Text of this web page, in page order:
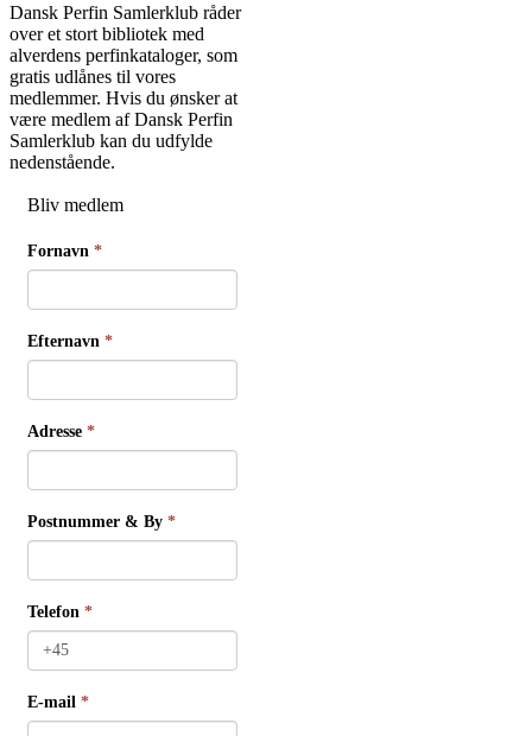
Dansk Perfin Samlerklub råder
over et stort bibliotek med
alverdens perfinkataloger, som
gratis udlånes til vores
medlemmer. Hvis du ønsker at
være medlem af Dansk Perfin
Samlerklub kan du udfylde
nedenstående.
Bliv medlem
Fornavn *
Efternavn *
Adresse *
Postnummer & By *
Telefon *
E-mail *